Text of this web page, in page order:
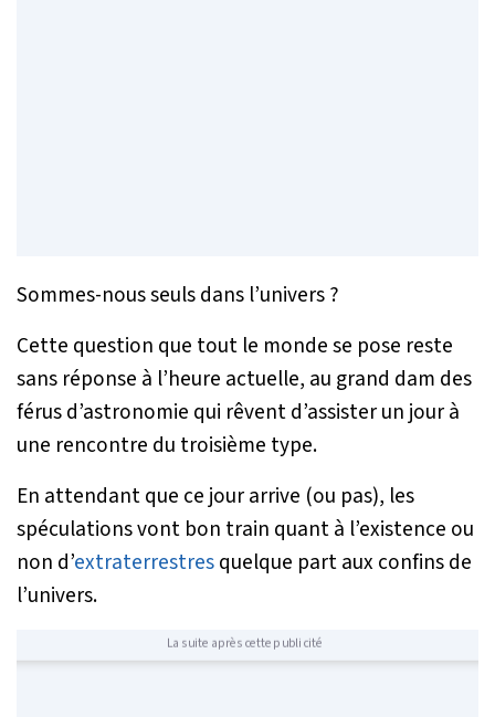
Sommes-nous seuls dans l’univers ?
Cette question que tout le monde se pose reste
sans réponse à l’heure actuelle, au grand dam des
férus d’astronomie qui rêvent d’assister un jour à
une rencontre du troisième type.
En attendant que ce jour arrive (ou pas), les
spéculations vont bon train quant à l’existence ou
non d’extraterrestresquelque part aux confins de
l’univers.
La suite après cette publicité